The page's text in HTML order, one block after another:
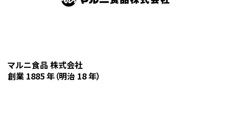
マルニ食品 株式会社
創業 1885 年（明治 18 年）